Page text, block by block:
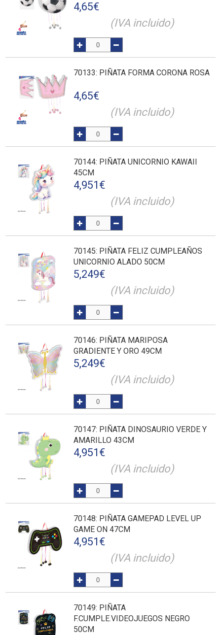
4,65€
(IVA incluido)
70133: PIÑATA FORMA CORONA ROSA
4,65€
(IVA incluido)
70144: PIÑATA UNICORNIO KAWAII
45CM
4,951 €
(IVA incluido)
70145: PIÑATA FELIZ CUMPLEAÑOS
UNICORNIO ALADO 50CM
5,249€
(IVA incluido)
70146: PIÑATA MARIPOSA
GRADIENTE Y ORO 49CM
5,249€
(IVA incluido)
70147: PIÑATA DINOSAURIO VERDE Y
AMARILLO 43CM
4,951 €
(IVA incluido)
70148: PIÑATA GAMEPAD LEVEL UP
GAME ON 47CM
4,951 €
(IVA incluido)
70149: PIÑATA
F.CUMPLE.VIDEOJUEGOS NEGRO
50CM